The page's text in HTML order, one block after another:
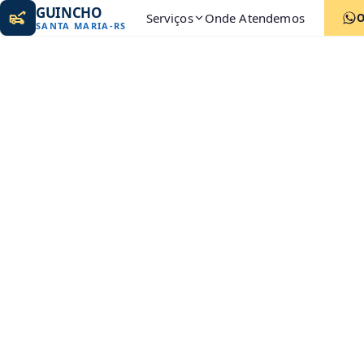
GUINCHO
SANTA MARIA-RS Serviços Onde Atendemos